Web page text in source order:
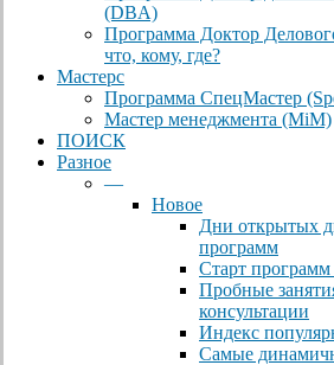
(DBА)
Программа Доктор
что, кому, где?
Мастерс
Программа СпецМастер
Мастер менеджмента (MiM)
ПОИСК
Разное
—
Новое
Дни открытых
программ
Старт программ
Пробные
консультации
Индекс
Самые